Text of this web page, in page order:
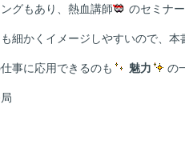
グもあり、熱血講師 のセミナ
細かくイメージしやすいので、本
事に応用できるのも 魅力 の